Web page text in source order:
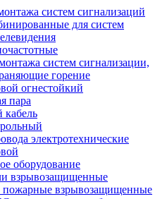
систем сигнализаций
для систем
систем сигнализации,
горение
огнестойкий
пара
электротехнические
оборудование
взрывозащищенные
пожарные взрывозащищенные